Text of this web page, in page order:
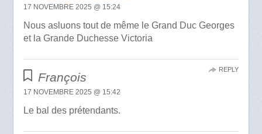
17 NOVEMBRE 2025 @ 15:24
Nous asluons tout de même le Grand Duc Georges
et la Grande Duchesse Victoria
François
17 NOVEMBRE 2025 @ 15:42
Le bal des prétendants.
REPLY